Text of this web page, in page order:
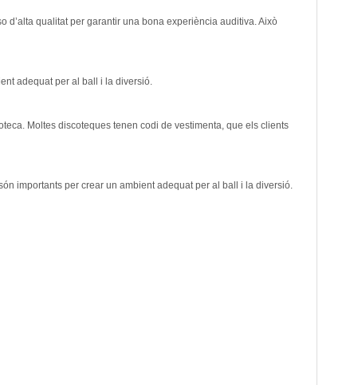
d’alta qualitat per garantir una bona experiència auditiva. Això
adequat per al ball i la diversió.
Moltes discoteques tenen codi de vestimenta, que els clients
importants per crear un ambient adequat per al ball i la diversió.